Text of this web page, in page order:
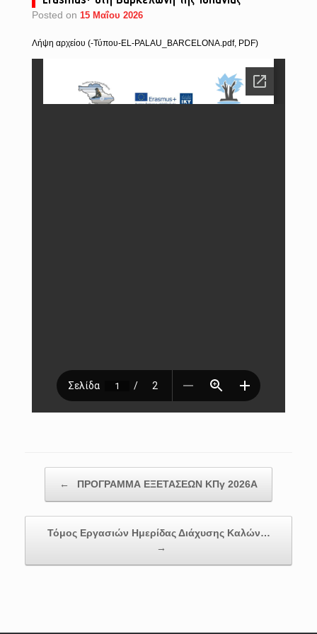
Posted on 15 Μαΐου 2026
Λήψη αρχείου (-Τύπου-EL-PALAU_BARCELONA.pdf, PDF)
←
ΠΡΟΓΡΑΜΜΑ ΕΞΕΤΑΣΕΩΝ ΚΠγ 2026Α
Τόμος Εργασιών Ημερίδας Διάχυσης Καλών…
→